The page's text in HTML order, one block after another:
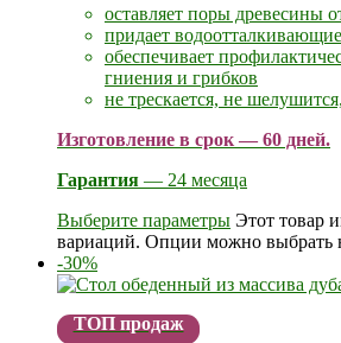
оставляет поры древесины
придает
обеспечивает
гниения и грибков
не трескается, не
Изготовление в срок — 60 дней.
Гарантия — 24 месяца
Выберите параметры Этот товар
вариаций. Опции можно выбрать
-30%
ТОП продаж